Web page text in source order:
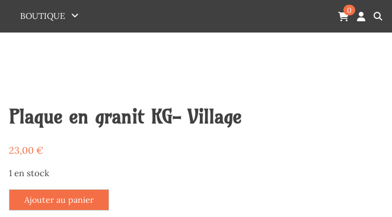
BOUTIQUE
0
Plaque en granit KG- Village
23,00€
1 en stock
quantité
de
Ajouter au panier